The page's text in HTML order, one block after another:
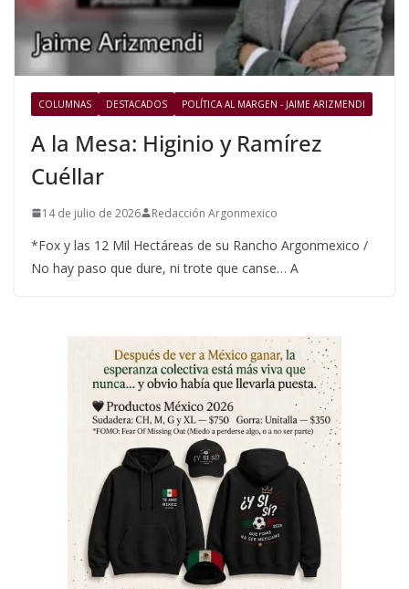
COLUMNAS DESTACADOS POLÍTICA AL MARGEN - JAIME ARIZMENDI
A la Mesa: Higinio y Ramírez
Cuéllar
14 de julio de 2026 Redacción Argonmexico
*Fox y las 12 Mil Hectáreas de su Rancho Argonmexico /
No hay paso que dure, ni trote que canse… A